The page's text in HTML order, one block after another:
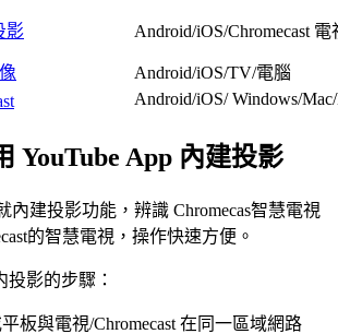
影 Android/iOS/Chromecast 電
Android/iOS/TV/電腦
Android/iOS/ Windows/
YouTube App 內建投影
內建投影功能，辨識 Chromecas智慧電視
的智慧電視，操作快速方便。
投影的步驟：
板與電視/Chromecast 在同一區域網路